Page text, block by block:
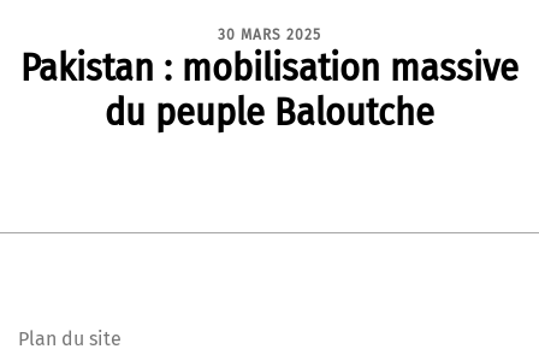
30 MARS 2025
Pakistan : mobilisation massive
du peuple Baloutche
Plan du site